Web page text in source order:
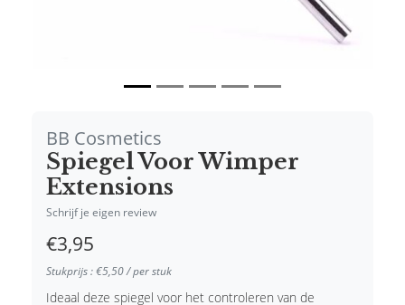
BB Cosmetics
Spiegel Voor Wimper
Extensions
Schrijf je eigen review
€3,95
Stukprijs : €5,50 / per stuk
Ideaal deze spiegel voor het controleren van de